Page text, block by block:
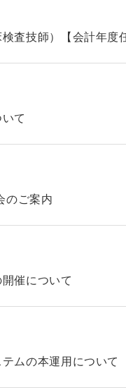
査技師）【会計年度
て
のご案内
催について
ムの本運用について